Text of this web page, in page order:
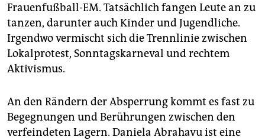
Frauenfußball-EM. Tatsächlich fangen Leute an zu
tanzen, darunter auch Kinder und Jugendliche.
Irgendwo vermischt sich die Trennlinie zwischen
Lokalprotest, Sonntagskarneval und rechtem
Aktivismus.
An den Rändern der Absperrung kommt es fast zu
Begegnungen und Berührungen zwischen den
verfeindeten Lagern. Daniela Abrahavu ist eine